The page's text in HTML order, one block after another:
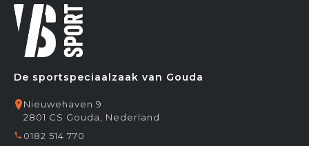
De sportspeciaalzaak van Gouda
Nieuwehaven 9
2801 CS Gouda, Nederland
0182 514 770